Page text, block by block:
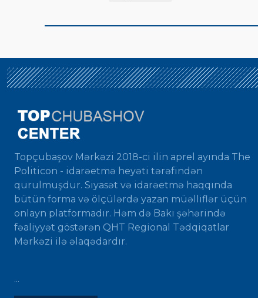
Topçubaşov Mərkəzi 2018-ci ilin aprel ayında The
Politicon - idarəetmə heyəti tərəfindən
qurulmuşdur. Siyasət və idarəetmə haqqında
bütün forma və ölçülərdə yazan müəlliflər üçün
onlayn platformadır. Həm də Bakı şəhərində
fəaliyyət göstərən QHT Regional Tədqiqatlar
Mərkəzi ilə əlaqədardır.
...